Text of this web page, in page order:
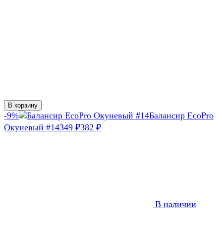
В корзину
-9%
Балансир EcoPro
Окуневый #14349 ₽382 ₽
В наличии